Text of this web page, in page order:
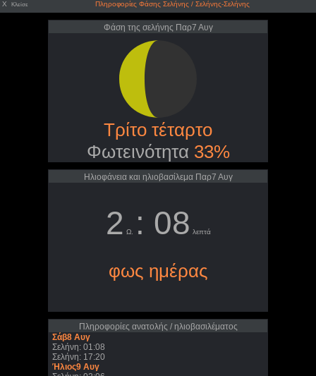
X Κλείσε Πληροφορίες Φάσης Σελήνης / Σελήνης-Σελήνης
Φάση της σελήνης Παρ7 Αυγ
Τρίτο τέταρτο
Φωτεινότητα 33%
Ηλιοφάνεια και ηλιοβασίλεμα Παρ7 Αυγ
2 Ω. : 08 λεπτά
φως ημέρας
Πληροφορίες ανατολής / ηλιοβασιλέματος
Σάβ8 Αυγ
Σελήνη: 01:08
Σελήνη: 17:20
Ήλιος9 Αυγ